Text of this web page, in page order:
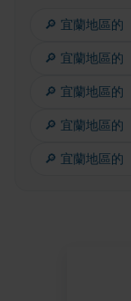
🔎 宜蘭地區的
🔎 宜蘭地區的
🔎 宜蘭地區的
🔎 宜蘭地區的
🔎 宜蘭地區的